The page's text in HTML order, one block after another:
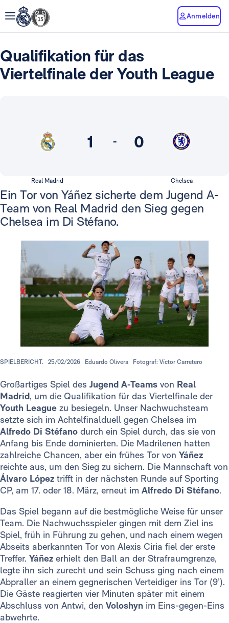
Anmelden
Qualifikation für das
Viertelfinale der Youth League
1 - 0
Real Madrid Chelsea
Ein Tor von Yáñez sicherte dem Jugend A-
Team von Real Madrid den Sieg gegen
Chelsea im Di Stéfano.
SPIELBERICHT. 25/02/2026 Eduardo Olivera Fotograf: Víctor Carretero
Großartiges Spiel des Jugend A-Teams von Real
Madrid, um die Qualifikation für das Viertelfinale der
Youth League zu besiegeln. Unser Nachwuchsteam
setzte sich im Achtelfinalduell gegen Chelsea im
Alfredo Di Stéfano durch ein Spiel durch, das sie von
Anfang bis Ende dominierten. Die Madrilenen hatten
zahlreiche Chancen, aber ein frühes Tor von Yáñez
reichte aus, um den Sieg zu sichern. Die Mannschaft von
Álvaro López trifft in der nächsten Runde auf Sporting
CP, am 17. oder 18. März, erneut im Alfredo Di Stéfano.
Das Spiel begann auf die bestmögliche Weise für unser
Team. Die Nachwuchsspieler gingen mit dem Ziel ins
Spiel, früh in Führung zu gehen, und nach einem wegen
Abseits aberkannten Tor von Alexis Ciria fiel der erste
Treffer. Yáñez erhielt den Ball an der Strafraumgrenze,
legte ihn sich zurecht und sein Schuss ging nach einem
Abpraller an einem gegnerischen Verteidiger ins Tor (9’).
Die Gäste reagierten vier Minuten später mit einem
Abschluss von Antwi, den Voloshyn im Eins-gegen-Eins
abwehrte.